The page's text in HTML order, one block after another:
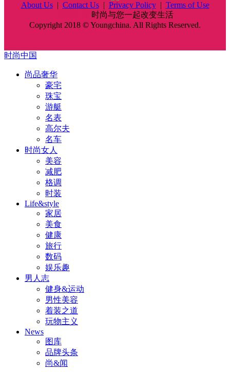
About Us| Contact Us| Privacy Policy| Terms of Use
时尚与您一起改变生活
Copyright 2018 © Youngchina. All Rights Reserved.
时尚中国
尚品奢华
豪宅
珠宝
游艇
名表
高尔夫
名车
时尚女人
美容
减肥
格调
时装
Life&style
家居
美食
健康
旅行
数码
娱乐趣
男人志
健身&运动
男性美容
着装之道
玩物主义
News
图库
品牌头条
尚&闻